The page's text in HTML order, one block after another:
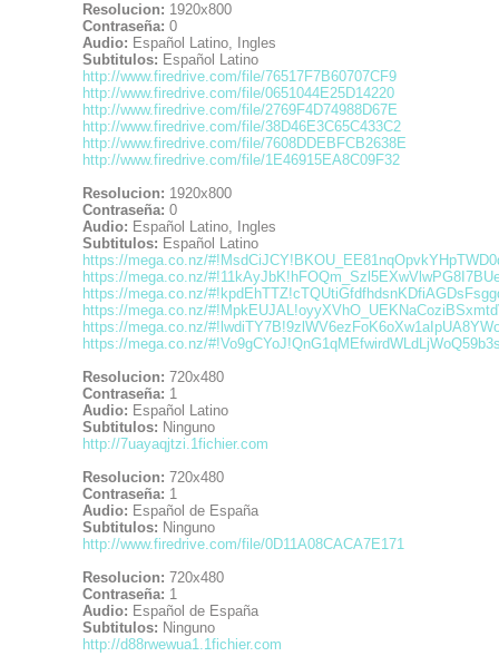
Resolucion: 1920x800
Contraseña: 0
Audio: Español Latino, Ingles
Subtitulos: Español Latino
http://www.firedrive.com/file/76517F7B60707CF9
http://www.firedrive.com/file/0651044E25D14220
http://www.firedrive.com/file/2769F4D74988D67E
http://www.firedrive.com/file/38D46E3C65C433C2
http://www.firedrive.com/file/7608DDEBFCB2638E
http://www.firedrive.com/file/1E46915EA8C09F32
Resolucion: 1920x800
Contraseña: 0
Audio: Español Latino, Ingles
Subtitulos: Español Latino
https://mega.co.nz/
https://mega.co.nz/
https://mega.co.nz/
https://mega.co.nz/
https://mega.co.nz/
https://mega.co.nz/
Resolucion: 720x480
Contraseña: 1
Audio: Español Latino
Subtitulos: Ninguno
http://7uayaqjtzi.1fichier.com
Resolucion: 720x480
Contraseña: 1
Audio: Español de España
Subtitulos: Ninguno
http://www.firedrive.com/file/0D11A08CACA7E171
Resolucion: 720x480
Contraseña: 1
Audio: Español de España
Subtitulos: Ninguno
http://d88rwewua1.1fichier.com